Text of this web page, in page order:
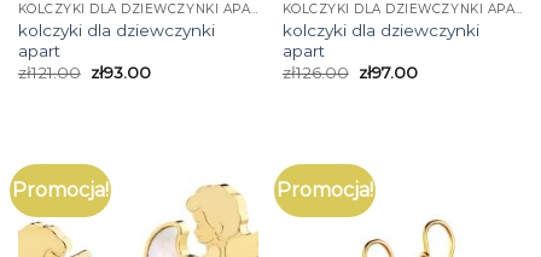
KOLCZYKI DLA DZIEWCZYNKI APART
kolczyki dla dziewczynki
apart
zł121.00 zł93.00
KOLCZYKI DLA DZIEWCZYNKI APART
kolczyki dla dziewczynki
apart
zł126.00 zł97.00
Promocja! Promocja!